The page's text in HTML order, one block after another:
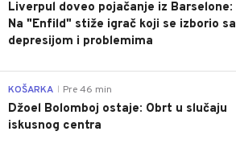
Liverpul doveo pojačanje iz Barselone:
Na "Enfild" stiže igrač koji se izborio sa
depresijom i problemima
KOŠARKA Pre 46 min
Džoel Bolomboj ostaje: Obrt u slučaju
iskusnog centra